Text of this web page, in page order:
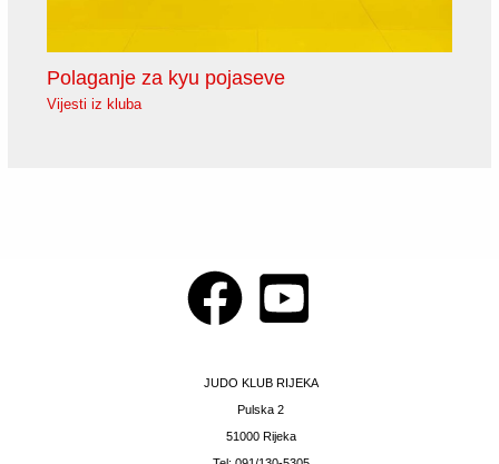
Polaganje za kyu pojaseve
Vijesti iz kluba
JUDO KLUB RIJEKA
Pulska 2
51000 Rijeka